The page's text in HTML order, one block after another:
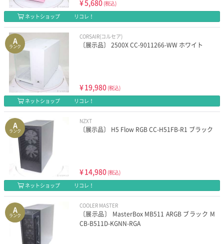
¥5,680 (税込)
ネットショップ
リコレ！
A
ランク
CORSAIR(コルセア)
〔展示品〕 2500X CC-9011266-WW ホワイト
¥19,980 (税込)
ネットショップ
リコレ！
A
ランク
NZXT
〔展示品〕 H5 Flow RGB CC-H51FB-R1 ブラック
¥14,980 (税込)
ネットショップ
リコレ！
A
ランク
COOLER MASTER
〔展示品〕 MasterBox MB511 ARGB ブラック M
CB-B511D-KGNN-RGA